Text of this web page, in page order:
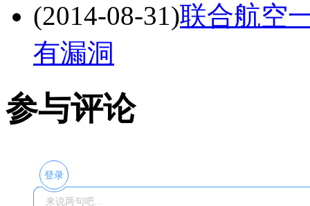
(2014-08-31)联合航空
有漏洞
参与评论
登录